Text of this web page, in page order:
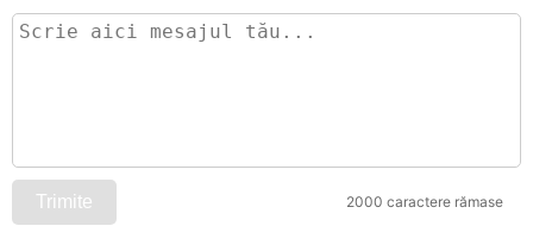
2000 caractere rămase
Trimite